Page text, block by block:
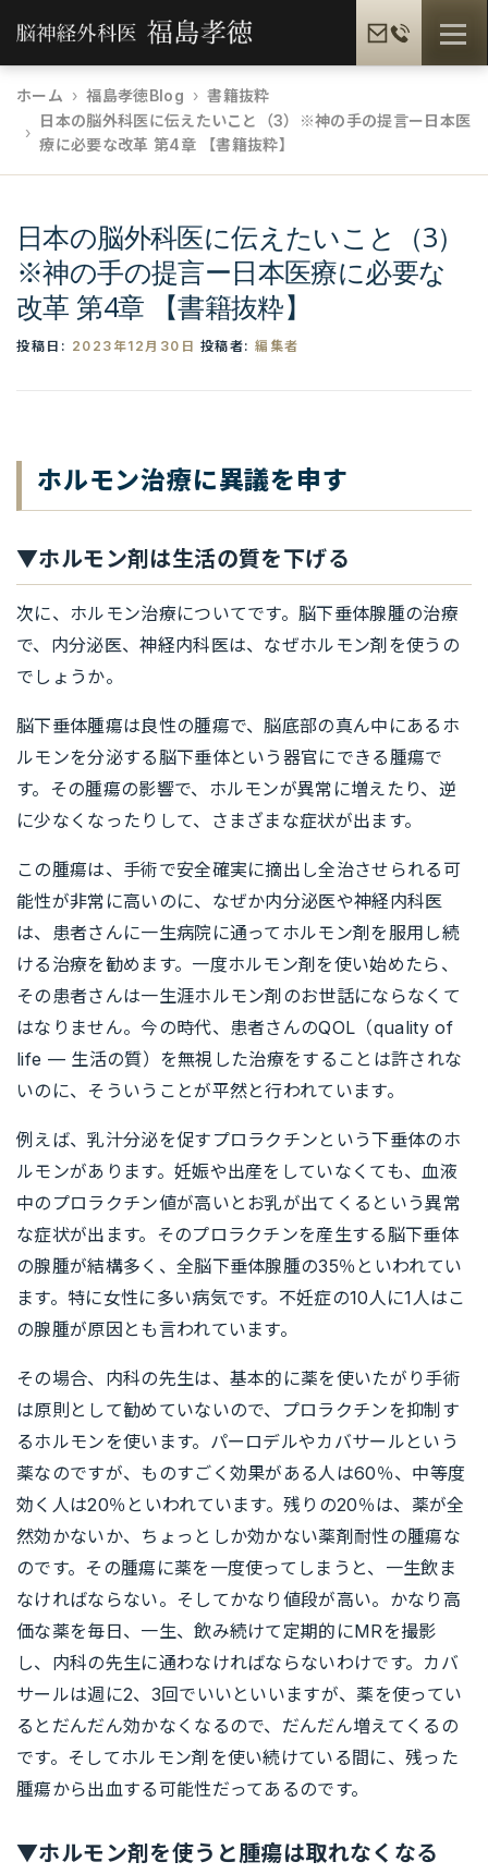
ン
メニュ
福島孝徳とは 福島式手術 脳疾患一覧
ギャラリー 提携病院
ホーム 福島孝徳Blog
書籍抜粋
日本の脳外科医に伝えたいこと（3）※神の手の提言ー日本医
療に必要な改革 第4章 【書籍抜粋】
日本の脳外科医に伝えたいこと（3）
※神の手の提言ー日本医療に必要な
改革 第4章 【書籍抜粋】
投稿日: 2023年12月30日 投稿者: 編集者
ホルモン治療に異議を申す
▼ホルモン剤は生活の質を下げる
次に、ホルモン治療についてです。脳下垂体腺腫の治療
で、内分泌医、神経内科医は、なぜホルモン剤を使うの
でしょうか。
脳下垂体腫瘍は良性の腫瘍で、脳底部の真ん中にあるホ
ルモンを分泌する脳下垂体という器官にできる腫瘍で
す。その腫瘍の影響で、ホルモンが異常に増えたり、逆
に少なくなったりして、さまざまな症状が出ます。
この腫瘍は、手術で安全確実に摘出し全治させられる可
能性が非常に高いのに、なぜか内分泌医や神経内科医
は、患者さんに一生病院に通ってホルモン剤を服用し続
ける治療を勧めます。一度ホルモン剤を使い始めたら、
その患者さんは一生涯ホルモン剤のお世話にならなくて
はなりません。今の時代、患者さんのQOL（quality of
life — 生活の質）を無視した治療をすることは許されな
いのに、そういうことが平然と行われています。
例えば、乳汁分泌を促すプロラクチンという下垂体のホ
ルモンがあります。妊娠や出産をしていなくても、血液
中のプロラクチン値が高いとお乳が出てくるという異常
な症状が出ます。そのプロラクチンを産生する脳下垂体
の腺腫が結構多く、全脳下垂体腺腫の35％といわれてい
ます。特に女性に多い病気です。不妊症の10人に1人はこ
の腺腫が原因とも言われています。
その場合、内科の先生は、基本的に薬を使いたがり手術
は原則として勧めていないので、プロラクチンを抑制す
るホルモンを使います。パーロデルやカバサールという
薬なのですが、ものすごく効果がある人は60％、中等度
効く人は20％といわれています。残りの20％は、薬が全
然効かないか、ちょっとしか効かない薬剤耐性の腫瘍な
のです。その腫瘍に薬を一度使ってしまうと、一生飲ま
なければならない。そしてかなり値段が高い。かなり高
価な薬を毎日、一生、飲み続けて定期的にMRを撮影
し、内科の先生に通わなければならないわけです。カバ
サールは週に2、3回でいいといいますが、薬を使ってい
るとだんだん効かなくなるので、だんだん増えてくるの
です。そしてホルモン剤を使い続けている間に、残った
腫瘍から出血する可能性だってあるのです。
▼ホルモン剤を使うと腫瘍は取れなくなる